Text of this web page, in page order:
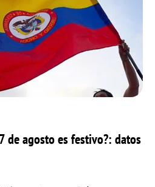
de agosto es festivo?: datos